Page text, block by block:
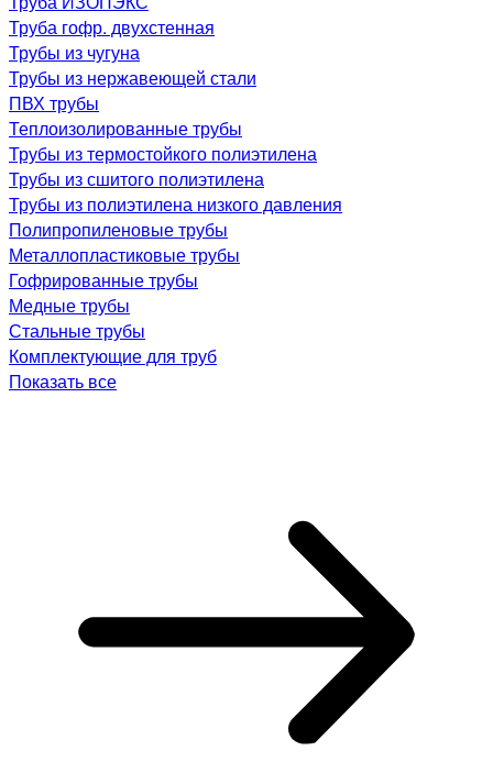
Труба гофр. двухстенная
Трубы из чугуна
Трубы из нержавеющей стали
ПВХ трубы
Теплоизолированные трубы
Трубы из термостойкого полиэтилена
Трубы из сшитого полиэтилена
Трубы из полиэтилена низкого давления
Полипропиленовые трубы
Металлопластиковые трубы
Гофрированные трубы
Медные трубы
Стальные трубы
Комплектующие для труб
Показать все